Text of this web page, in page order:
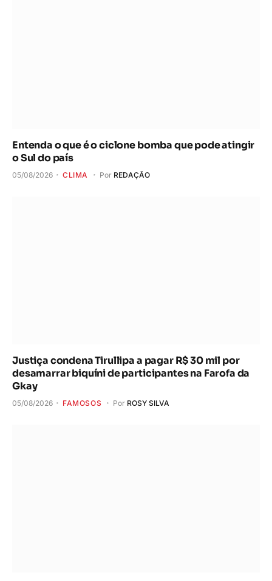
Entenda o que é o ciclone bomba que pode atingir
o Sul do país
05/08/2026 CLIMA Por REDAÇÃO
Justiça condena Tirullipa a pagar R$ 30 mil por
desamarrar biquíni de participantes na Farofa da
Gkay
05/08/2026 FAMOSOS Por ROSY SILVA